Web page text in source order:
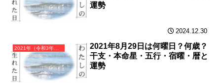
運勢
2024.12.30
2021年（令和3年）辛丑（かのとうし）・丑年（うし年）カレンダー（月曜はじまり）
2021年8月29日は何曜日？何歳？
干支・本命星・五行・宿曜・暦と
運勢